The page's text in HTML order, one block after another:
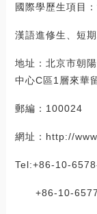
國際學歷生項目
漢語進修生、短
地址：北京市朝
中心C區1層來華
郵編：100024
網址：http://
Tel:+86-10-
+86-10-